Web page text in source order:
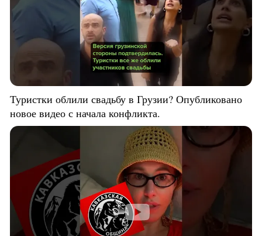
Туристки облили свадьбу в Грузии? Опубликовано
новое видео с начала конфликта.